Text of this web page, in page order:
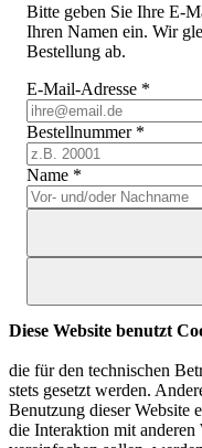
Bitte geben Sie Ihre E-
Ihren Namen ein. Wir
Bestellung ab.
E-Mail-Adresse *
Bestellnummer *
Name *
Diese Website benutzt
die für den technischen
stets gesetzt werden.
Benutzung dieser Website
die Interaktion mit anderen